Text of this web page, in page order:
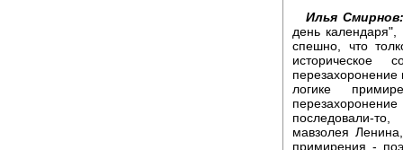
Илья
день календаря",
спешно, что
историческое
логике
последовали-
мавзолея
примирения -